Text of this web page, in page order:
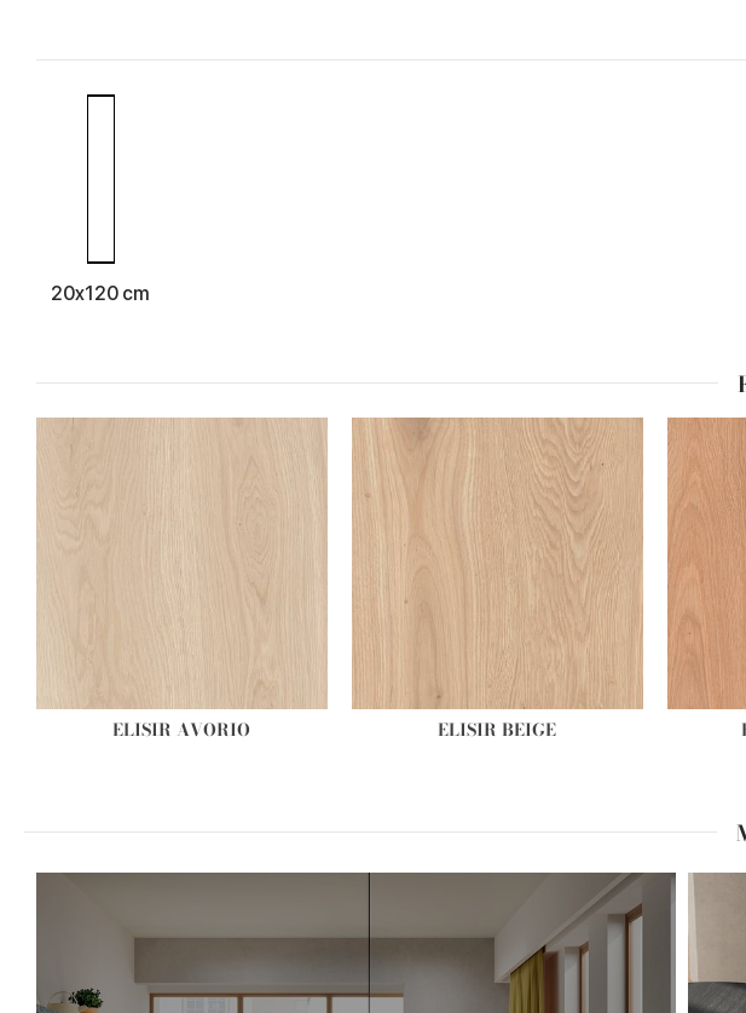
20x120 cm
ELISIR AVORIO ELISIR BEIGE